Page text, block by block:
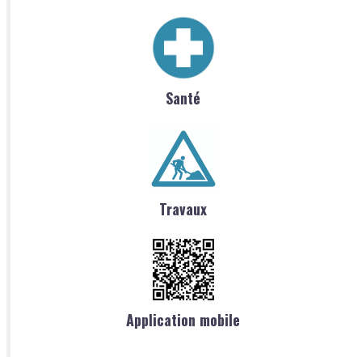
Santé
Travaux
Application mobile